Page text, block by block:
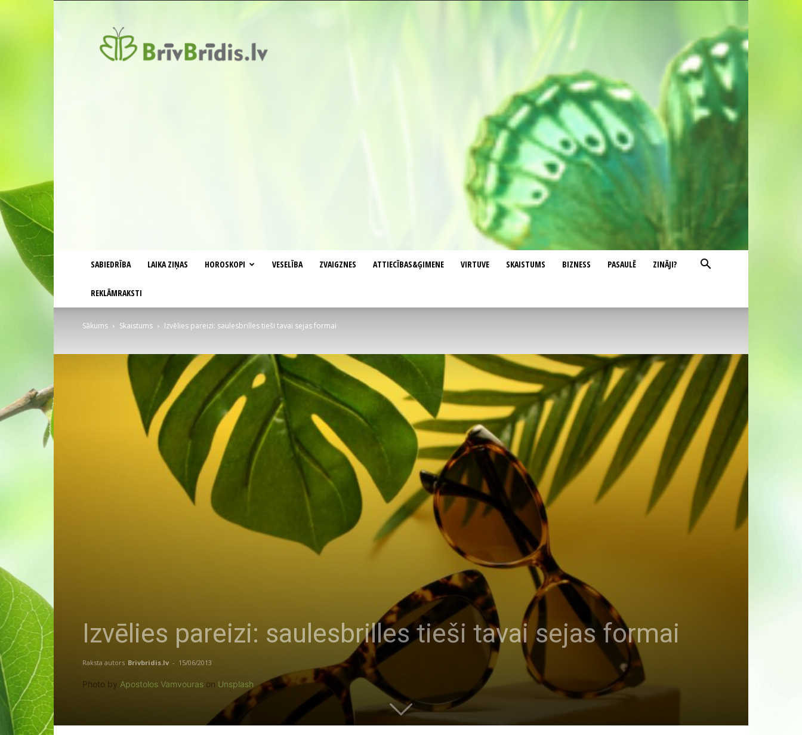
SABIEDRĪBA LAIKA ZIŅAS HOROSKOPI VESELĪBA ZVAIGZNES ATTIECĪBAS&ĢIMENE VIRTUVE SKAISTUMS BIZNESS PASAULĒ ZINĀJI?
REKLĀMRAKSTI
Sākums Skaistums Izvēlies pareizi: saulesbrilles tieši tavai sejas formai
Izvēlies pareizi: saulesbrilles tieši tavai sejas formai
Raksta autors Brivbridis.lv - 15/06/2013
Photo by Apostolos Vamvouras on Unsplash